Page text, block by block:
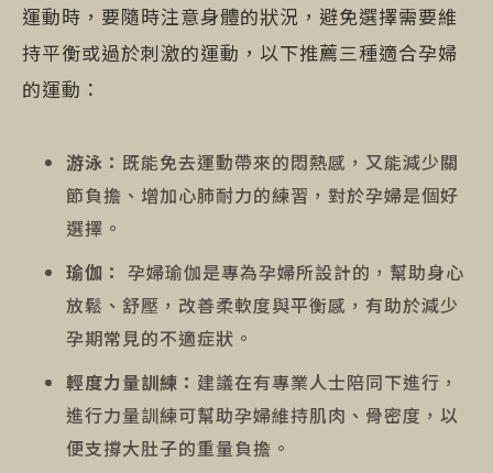
運動時，要隨時注意身體的狀況，避免選擇需要維
持平衡或過於刺激的運動，以下推薦三種適合孕婦
的運動：
游泳： 既能免去運動帶來的悶熱感，又能減少關
節負擔、增加心肺耐力的練習，對於孕婦是個好
選擇。
瑜伽： 孕婦瑜伽是專為孕婦所設計的，幫助身心
放鬆、舒壓，改善柔軟度與平衡感，有助於減少
孕期常見的不適症狀。
輕度力量訓練： 建議在有專業人士陪同下進行，
進行力量訓練可幫助孕婦維持肌肉、骨密度，以
便支撐大肚子的重量負擔。